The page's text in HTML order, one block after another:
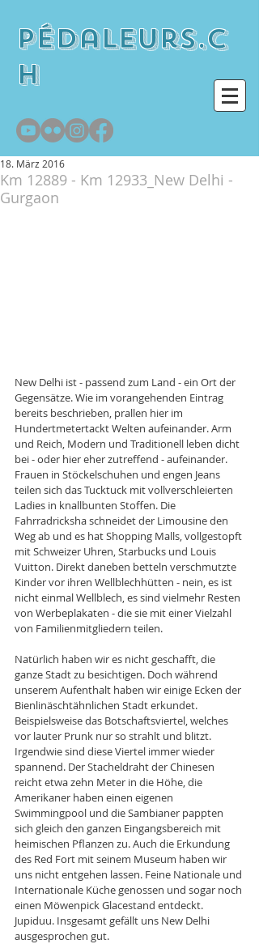
pédaleurs.c
h
Km 12889 - Km 12933_New Delhi -
Gurgaon
18. März 2016
New Delhi ist - passend zum Land - ein Ort der
Gegensätze. Wie im vorangehenden Eintrag
bereits beschrieben, prallen hier im
Hundertmetertackt Welten aufeinander. Arm
und Reich, Modern und Traditionell leben dicht
bei - oder hier eher zutreffend - aufeinander.
Frauen in Stöckelschuhen und engen Jeans
teilen sich das Tucktuck mit vollverschleierten
Ladies in knallbunten Stoffen. Die
Fahrradricksha schneidet der Limousine den
Weg ab und es hat Shopping Malls, vollgestopft
mit Schweizer Uhren, Starbucks und Louis
Vuitton. Direkt daneben betteln verschmutzte
Kinder vor ihren Wellblechhütten - nein, es ist
nicht einmal Wellblech, es sind vielmehr Resten
von Werbeplakaten - die sie mit einer Vielzahl
von Familienmitgliedern teilen.
Natürlich haben wir es nicht geschafft, die
ganze Stadt zu besichtigen. Doch während
unserem Aufenthalt haben wir einige Ecken der
Bienlinäschtähnlichen Stadt erkundet.
Beispielsweise das Botschaftsviertel, welches
vor lauter Prunk nur so strahlt und blitzt.
Irgendwie sind diese Viertel immer wieder
spannend. Der Stacheldraht der Chinesen
reicht etwa zehn Meter in die Höhe, die
Amerikaner haben einen eigenen
Swimmingpool und die Sambianer pappten
sich gleich den ganzen Eingangsbereich mit
heimischen Pflanzen zu. Auch die Erkundung
des Red Fort mit seinem Museum haben wir
uns nicht entgehen lassen. Feine Nationale und
Internationale Küche genossen und sogar noch
einen Möwenpick Glacestand entdeckt.
Jupiduu. Insgesamt gefällt uns New Delhi
ausgesprochen gut.